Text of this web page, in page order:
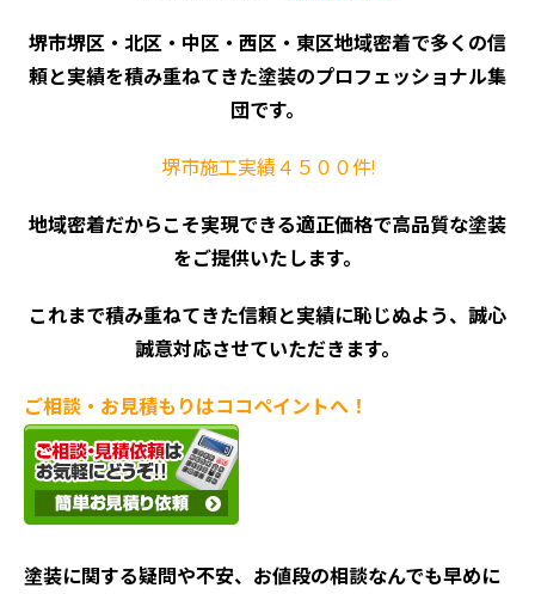
堺市堺区・北区・中区・西区・東区地域密着で多くの信
頼と実績を積み重ねてきた塗装のプロフェッショナル集
団です。
堺市施工実績４５００件!
地域密着だからこそ実現できる適正価格で高品質な塗装
をご提供いたします。
これまで積み重ねてきた信頼と実績に恥じぬよう、誠心
誠意対応させていただきます。
ご相談・お見積もりはココペイントへ！
塗装に関する疑問や不安、お値段の相談なんでも早めに